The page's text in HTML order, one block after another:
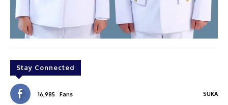
Stay Connected
16,985 Fans SUKA